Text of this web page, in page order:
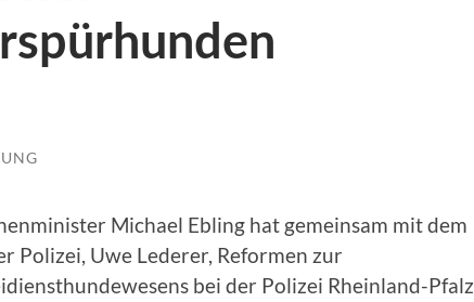
Michael Ebling hat gemeinsam mit dem
Polizei, Uwe Lederer, Reformen zur
bei der Polizei Rheinland-Pfalz